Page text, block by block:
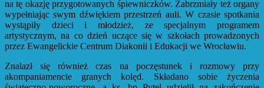
na tę okazję przygotowanych śpiewniczków. Zabrzmiały też organy
wypełniając swym dźwiękiem przestrzeń auli. W czasie spotkania
wystąpiły dzieci i młodzież, ze specjalnym programem
artystycznym, na co dzień uczące się w szkołach prowadzonych
przez Ewangelickie Centrum Diakonii i Edukacji we Wrocławiu.
Znalazł się również czas na poczęstunek i rozmowy przy
akompaniamencie granych kolęd. Składano sobie życzenia